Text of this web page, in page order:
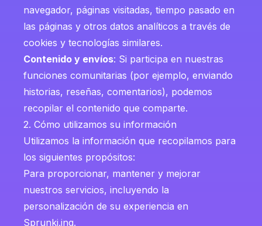
navegador, páginas visitadas, tiempo pasado en
las páginas y otros datos analíticos a través de
cookies y tecnologías similares.
Contenido y envíos: Si participa en nuestras
funciones comunitarias (por ejemplo, enviando
historias, reseñas, comentarios), podemos
recopilar el contenido que comparte.
2. Cómo utilizamos su información
Utilizamos la información que recopilamos para
los siguientes propósitos:
Para proporcionar, mantener y mejorar
nuestros servicios, incluyendo la
personalización de su experiencia en
Sprunki.ing.